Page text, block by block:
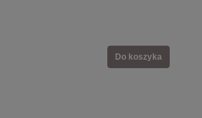
Do koszyka